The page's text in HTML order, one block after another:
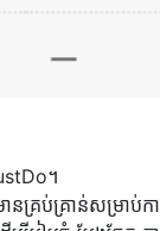
។
មានគ្រប់គ្រាន់សម្រ